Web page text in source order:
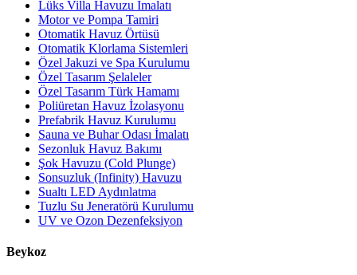
Lüks Villa Havuzu İmalatı
Motor ve Pompa Tamiri
Otomatik Havuz Örtüsü
Otomatik Klorlama Sistemleri
Özel Jakuzi ve Spa Kurulumu
Özel Tasarım Şelaleler
Özel Tasarım Türk Hamamı
Poliüretan Havuz İzolasyonu
Prefabrik Havuz Kurulumu
Sauna ve Buhar Odası İmalatı
Sezonluk Havuz Bakımı
Şok Havuzu (Cold Plunge)
Sonsuzluk (Infinity) Havuzu
Sualtı LED Aydınlatma
Tuzlu Su Jeneratörü Kurulumu
UV ve Ozon Dezenfeksiyon
Beykoz